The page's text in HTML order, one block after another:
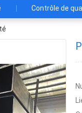
Contrôle de